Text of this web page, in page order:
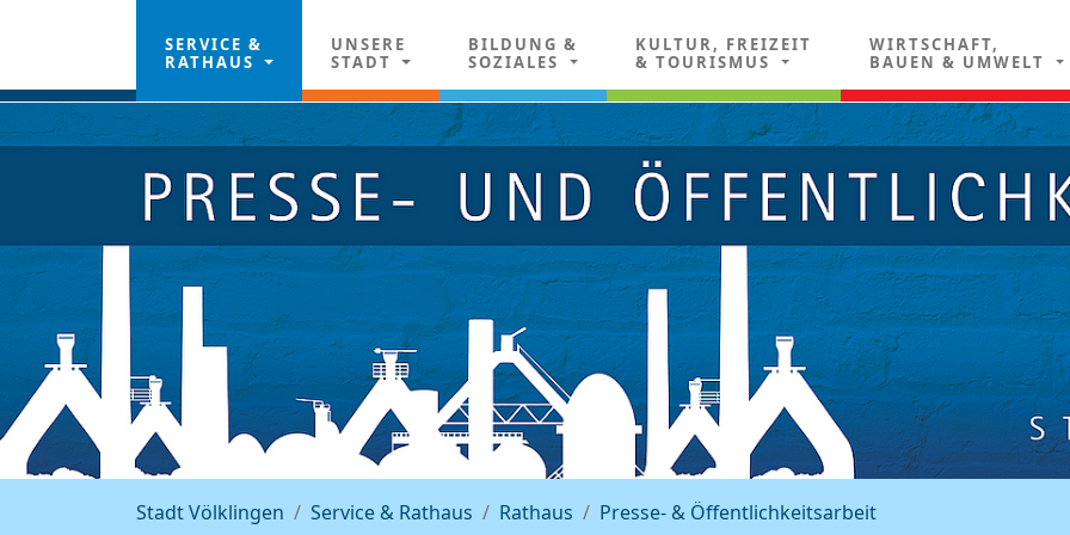
SERVICE &
RATHAUS
UNSERE
STADT
BILDUNG &
SOZIALES
KULTUR, FREIZEIT
& TOURISMUS
WIRTSCHAFT,
BAUEN & UMWELT
Stadt Völklingen Service & Rathaus Rathaus Presse- & Öffentlichkeitsarbeit